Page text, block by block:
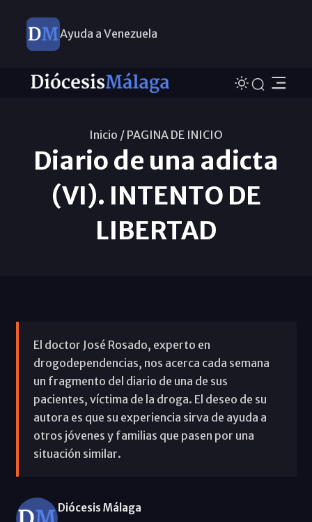
Ayuda a Venezuela
Inicio / PAGINA DE INICIO
Diario de una adicta
(VI). INTENTO DE
LIBERTAD
El doctor José Rosado, experto en
drogodependencias, nos acerca cada semana
un fragmento del diario de una de sus
pacientes, víctima de la droga. El deseo de su
autora es que su experiencia sirva de ayuda a
otros jóvenes y familias que pasen por una
situación similar.
Diócesis Málaga